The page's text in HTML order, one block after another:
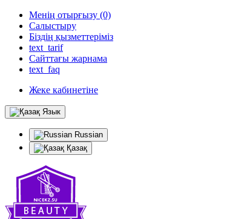
Менің отырғызу (0)
Салыстыру
Біздің қызметтеріміз
text_tarif
Сайттағы жарнама
text_faq
Жеке кабинетіне
Язык
Russian
Қазақ